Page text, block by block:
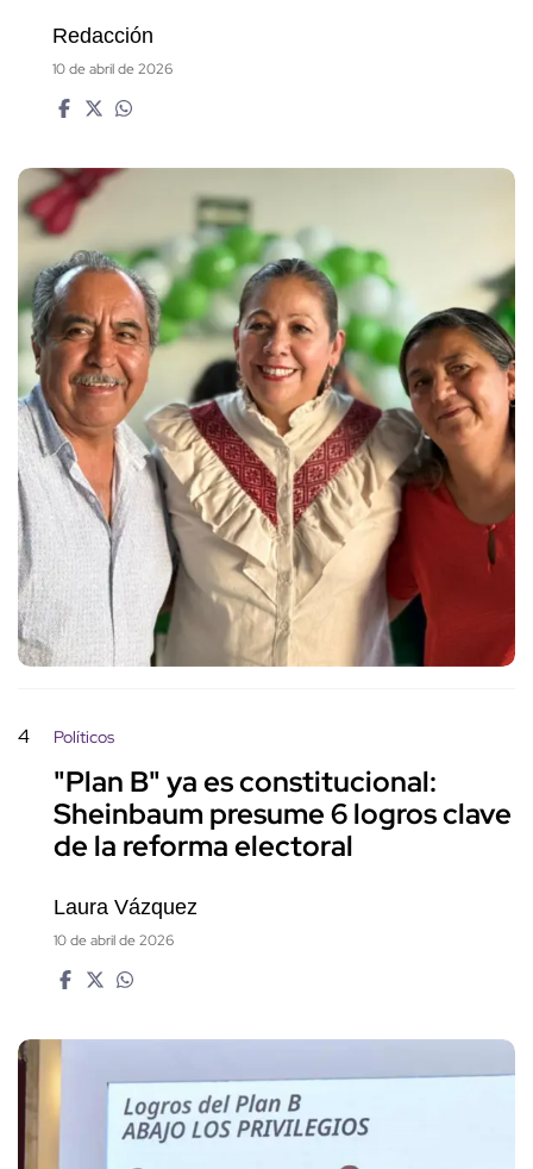
Redacción
10 de abril de 2026
4 Políticos
"Plan B" ya es constitucional:
Sheinbaum presume 6 logros clave
de la reforma electoral
Laura Vázquez
10 de abril de 2026